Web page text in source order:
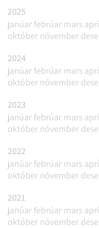
2025
janúar febrúar mars
október nóvember
2024
janúar febrúar mars
október nóvember
2023
janúar febrúar mars
október nóvember
2022
janúar febrúar mars
október nóvember
2021
janúar febrúar mars
október nóvember